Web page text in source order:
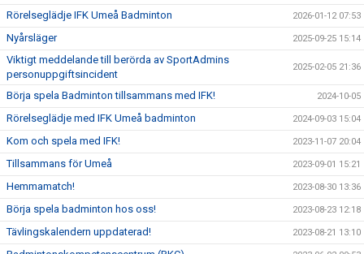
Rörelseglädje IFK Umeå Badminton 2026-01-12 07:53
Nyårsläger 2025-09-25 15:14
Viktigt meddelande till berörda av SportAdmins
personuppgiftsincident
2025-02-05 21:36
Börja spela Badminton tillsammans med IFK! 2024-10-05
Rörelseglädje med IFK Umeå badminton 2024-09-03 15:04
Kom och spela med IFK! 2023-11-07 20:04
Tillsammans för Umeå 2023-09-01 15:21
Hemmamatch! 2023-08-30 13:36
Börja spela badminton hos oss! 2023-08-23 12:18
Tävlingskalendern uppdaterad! 2023-08-21 13:10